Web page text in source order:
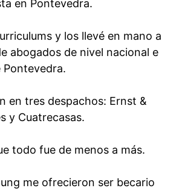
en Pontevedra.
y los llevé en mano a
abogados de nivel nacional e
en tres despachos: Ernst &
y Cuatrecasas.
todo fue de menos a más.
me ofrecieron ser becario